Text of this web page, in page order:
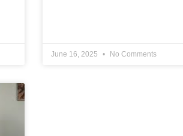
June 16, 2025 No Comments